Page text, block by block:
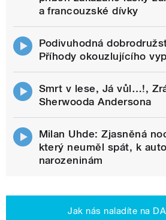
a francouzské dívky
Podivuhodná
Příhody okouzlujícího
Smrt v lese, Já vůl…!,
Sherwooda Andersona
Milan Uhde: Zjasněná
který neuměl spát, k
narozeninám
Jak nás naladíte na